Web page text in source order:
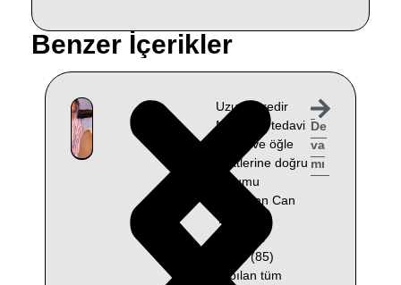
Benzer İçerikler
Uzun süredir
Muğla’da tedavi
gören ve öğle
saatlerine doğru
durumu
ağırlaşan Can
Yücel’in
eşi Güler
Yücel (85)
yapılan tüm
De
va
mı